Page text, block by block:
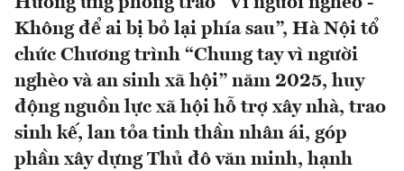
Không để ai bị bỏ lại phía sau”, Hà Nội tổ
chức Chương trình “Chung tay vì người
nghèo và an sinh xã hội” năm 2025, huy
động nguồn lực xã hội hỗ trợ xây nhà, trao
sinh kế, lan tỏa tinh thần nhân ái, góp
phần xây dựng Thủ đô văn minh, hạnh